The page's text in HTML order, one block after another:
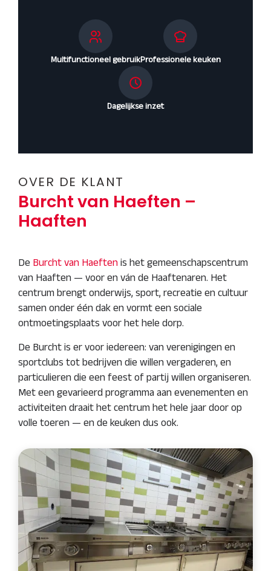
Multifunctioneel gebruikProfessionele keuken
Dagelijkse inzet
OVER DE KLANT
Burcht van Haeften –
Haaften
De Burcht van Haeften is het gemeenschapscentrum
van Haaften — voor en ván de Haaftenaren. Het
centrum brengt onderwijs, sport, recreatie en cultuur
samen onder één dak en vormt een sociale
ontmoetingsplaats voor het hele dorp.
De Burcht is er voor iedereen: van verenigingen en
sportclubs tot bedrijven die willen vergaderen, en
particulieren die een feest of partij willen organiseren.
Met een gevarieerd programma aan evenementen en
activiteiten draait het centrum het hele jaar door op
volle toeren — en de keuken dus ook.